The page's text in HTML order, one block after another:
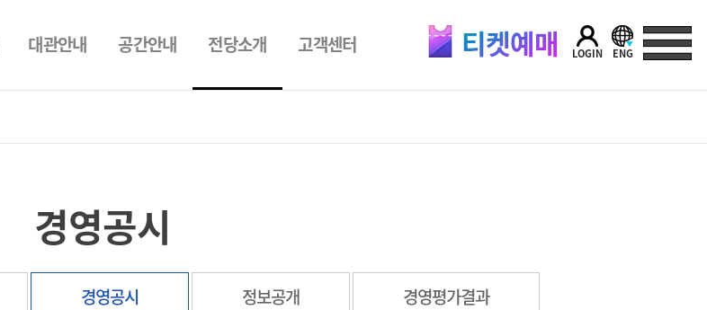
대관안내 공간안내 전당소개 고객센터 티켓예매 LOGIN ENG
경영공시
경영공시 정보공개 경영평가결과